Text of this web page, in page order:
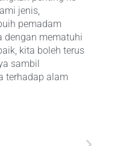
jenis,
pemadam
dengan mematuhi
kita boleh terus
sambil
terhadap alam